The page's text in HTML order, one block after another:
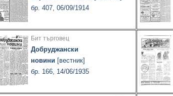
бр. 407, 06/09/1914
Бит търговец
Добруджански
новини [вестник]
бр. 166, 14/06/1935